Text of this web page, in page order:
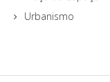
Urbanismo